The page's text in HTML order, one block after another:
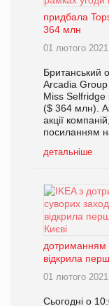
придбала
364 млн
01 лютого 2021
Британський
Arcadia
Miss Selfridge
($ 364 млн).
акції
посиланням
детальніше
дотриманням
відкрила
01 лютого 2021
Сьогодні о